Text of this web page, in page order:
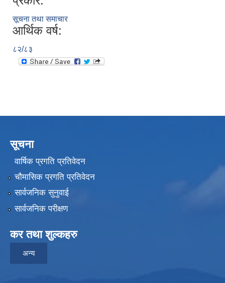
सूचना तथा समाचार
आर्थिक वर्ष:
८२/८३
सूचना
वार्षिक प्रगति प्रतिवेदन
चौमासिक प्रगति प्रतिवेदन
सार्वजनिक सुनुवाई
सार्वजनिक परीक्षण
कर तथा शुल्कहरु
अन्य